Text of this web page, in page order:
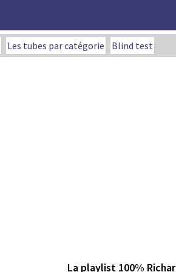
Les tubes par catégorie Blind test
La playlist 100%